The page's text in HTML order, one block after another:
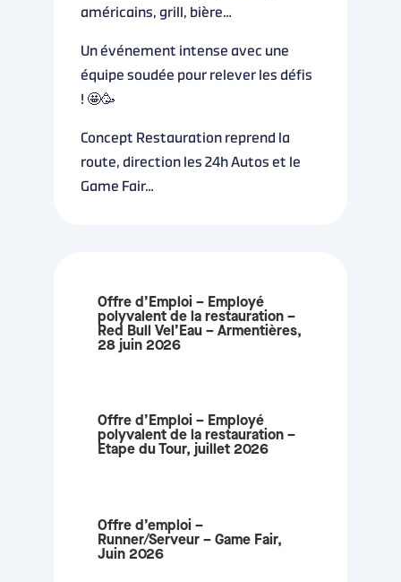
américains, grill, bière…
Un événement intense avec une
équipe soudée pour relever les défis
! 🤩🥳
Concept Restauration reprend la
route, direction les 24h Autos et le
Game Fair…
Offre d’Emploi – Employé
polyvalent de la restauration –
Red Bull Vel’Eau – Armentières,
28 juin 2026
Offre d’Emploi – Employé
polyvalent de la restauration –
Etape du Tour, juillet 2026
Offre d’emploi –
Runner/Serveur – Game Fair,
Juin 2026